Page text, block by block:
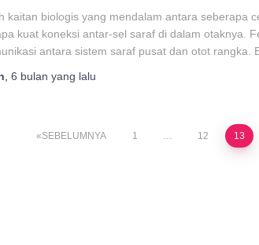
kaitan biologis yang mendalam antara seberapa
kuat koneksi antar-sel saraf di dalam otaknya.
antara sistem saraf pusat dan otot rangka.
6 bulan yang lalu
SEBELUMNYA 1 … 12 13